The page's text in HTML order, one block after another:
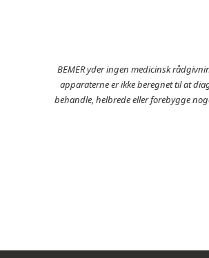
BEMER yder ingen medicinsk
apparaterne er ikke beregnet til at
behandle, helbrede eller forebygge